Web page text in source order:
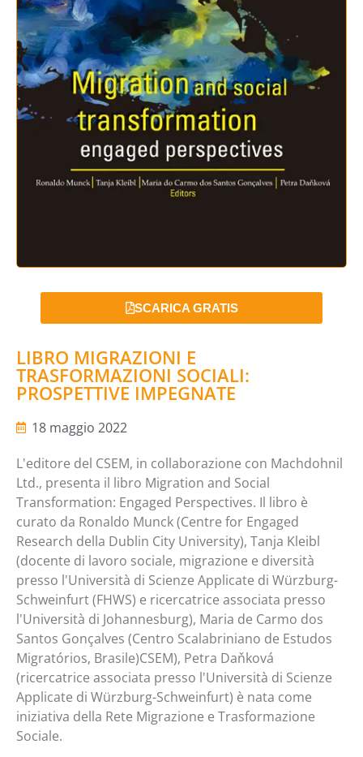
SCARICA GRATIS
LIBRO MIGRAZIONI E
TRASFORMAZIONI SOCIALI:
PROSPETTIVE IMPEGNATE
18 maggio 2022
L'editore del CSEM, in collaborazione con Machdohnil
Ltd., presenta il libro Migration and Social
Transformation: Engaged Perspectives. Il libro è
curato da Ronaldo Munck (Centre for Engaged
Research della Dublin City University), Tanja Kleibl
(docente di lavoro sociale, migrazione e diversità
presso l'Università di Scienze Applicate di Würzburg-
Schweinfurt (FHWS) e ricercatrice associata presso
l'Università di Johannesburg), Maria de Carmo dos
Santos Gonçalves (Centro Scalabriniano de Estudos
Migratórios, Brasile)CSEM), Petra Daňková
(ricercatrice associata presso l'Università di Scienze
Applicate di Würzburg-Schweinfurt) è nata come
iniziativa della Rete Migrazione e Trasformazione
Sociale.